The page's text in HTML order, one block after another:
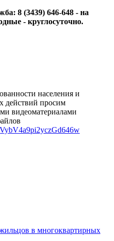
8 (3439) 646-648 - на
- круглосуточно.
населения и
действий просим
видеоматериалами
в многоквартирных